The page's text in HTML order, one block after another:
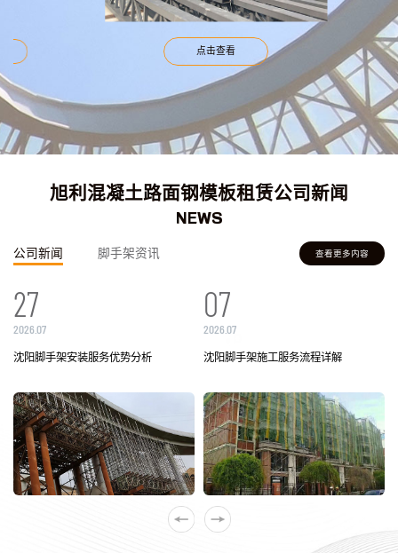
点击查看
旭利混凝土路面钢模板租赁公司新闻
NEWS
公司新闻 脚手架资讯 查看更多内容
27
2026.07
沈阳脚手架安装服务优势分析
07
2026.07
沈阳脚手架施工服务流程详解
06
2026.08
沈阳租赁脚手架种类丰富，不同高度和
22
2026.07
沈阳脚手架租赁哪家靠谱？专业脚手架